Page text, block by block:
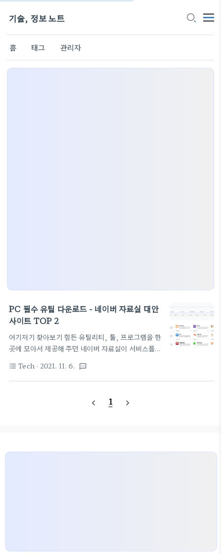
기술, 정보 노트
홈 태그 관리자
PC 필수 유틸 다운로드 - 네이버 자료실 대안
사이트 TOP 2
여기저기 찾아보기 힘든 유틸리티, 툴, 프로그램을 한
곳에 모아서 제공해 주던 네이버 자료실이 서비스를
곳을 소개합니다. 보물, 소프트다운 타운 입니다. 👍
https://bomul.com/ 보물 사이트는 그냥 네이버
있고, 자료도 거의 대부분 있는 것 같습니다. 자료 소
하는지요? ㅎㅎㅎ 다운로드도 서버에서 바로 제공도
format_list_bulleted Tech · 2021. 11. 6. textsms
navigate_before 1 navigate_next